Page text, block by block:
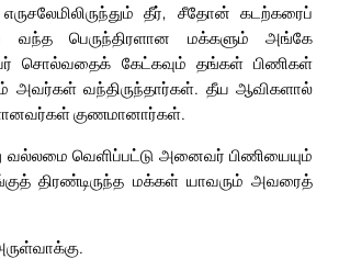
எருசலேமிலிருந்தும் தீர், சீதோன் கடற்கரைப்
வந்த பெருந்திரளான மக்களும் அங்கே
சொல்வதைக் கேட்கவும் தங்கள் பிணிகள்
அவர்கள் வந்திருந்தார்கள். தீய ஆவிகளால்
குணமானார்கள்.
வல்லமை வெளிப்பட்டு அனைவர் பிணியையும்
திரண்டிருந்த மக்கள் யாவரும் அவரைத்